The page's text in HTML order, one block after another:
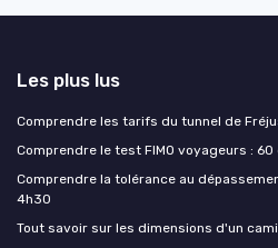
Les plus lus
Comprendre les tarifs du tunnel de
Comprendre le test FIMO voyageurs :
Comprendre la tolérance au
4h30
Tout savoir sur les dimensions d'un